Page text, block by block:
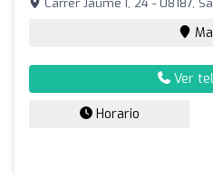
Ver
Horario